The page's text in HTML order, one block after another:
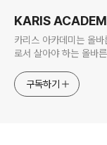
KARIS
카리스 아카데미는 올
로서 살아야 하는 올바
구독하기